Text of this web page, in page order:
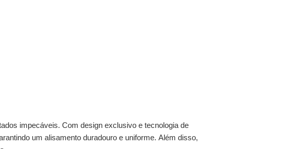
impecáveis. Com design exclusivo e tecnologia de
um alisamento duradouro e uniforme. Além disso,